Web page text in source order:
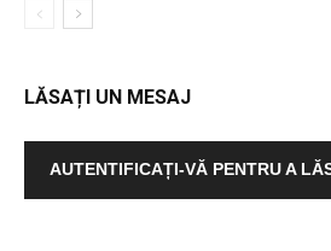
LĂSAȚI UN MESAJ
AUTENTIFICAȚI-VĂ PENTRU A